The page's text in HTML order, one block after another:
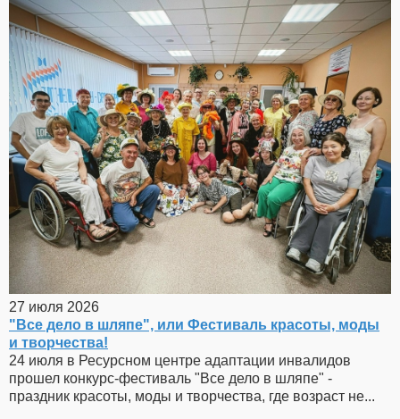
27 июля 2026
"Все дело в шляпе", или Фестиваль красоты, моды
и творчества!
24 июля в Ресурсном центре адаптации инвалидов
прошел конкурс-фестиваль "Все дело в шляпе" -
праздник красоты, моды и творчества, где возраст не...